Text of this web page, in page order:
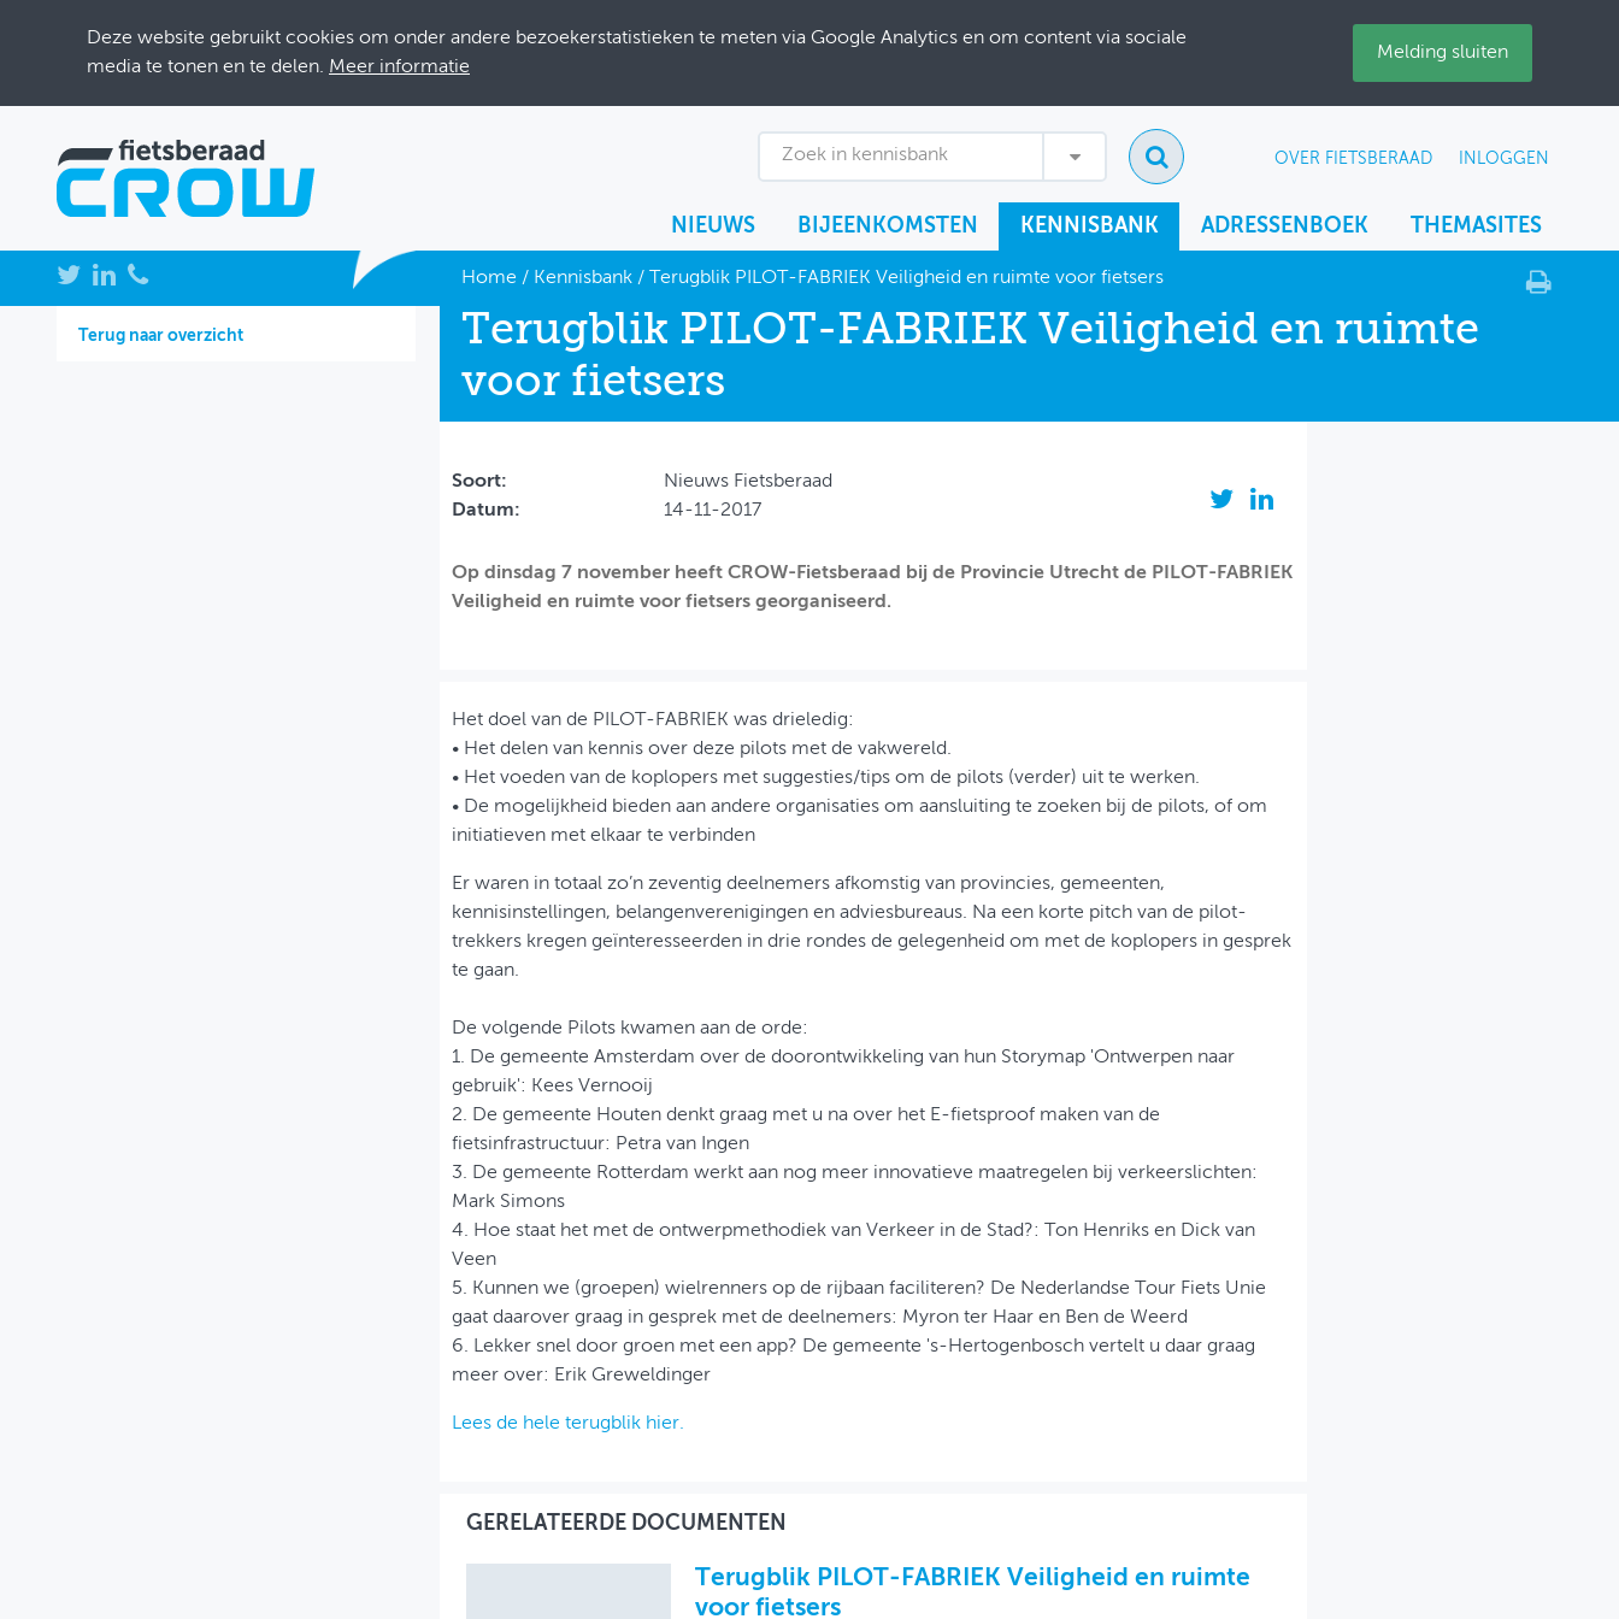
Deze website gebruikt cookies om onder andere bezoekerstatistieken te meten via Google Analytics en om content via sociale
media te tonen en te delen. Meer informatie
Melding sluiten
Zoek in kennisbank OVER FIETSBERAAD INLOGGEN
NIEUWS BIJEENKOMSTEN KENNISBANK ADRESSENBOEK THEMASITES
NIEUWS
BIJEENKOMSTEN
Home / Kennisbank/ Terugblik PILOT-FABRIEK Veiligheid en ruimte voor fietsers
Terug naar overzicht
Terugblik PILOT-FABRIEK Veiligheid en ruimte
voor fietsers
Soort:
Nieuws Fietsberaad
Datum:
14-11-2017
Op dinsdag 7 november heeft CROW-Fietsberaad bij de Provincie Utrecht de PILOT-FABRIEK
Veiligheid en ruimte voor fietsers georganiseerd.
Het doel van de PILOT-FABRIEK was drieledig:
• Het delen van kennis over deze pilots met de vakwereld.
• Het voeden van de koplopers met suggesties/tips om de pilots (verder) uit te werken.
• De mogelijkheid bieden aan andere organisaties om aansluiting te zoeken bij de pilots, of om
initiatieven met elkaar te verbinden
Er waren in totaal zo’n zeventig deelnemers afkomstig van provincies, gemeenten,
kennisinstellingen, belangenverenigingen en adviesbureaus. Na een korte pitch van de pilot-
trekkers kregen geïnteresseerden in drie rondes de gelegenheid om met de koplopers in gesprek
te gaan.
De volgende Pilots kwamen aan de orde:
1. De gemeente Amsterdam over de doorontwikkeling van hun Storymap 'Ontwerpen naar
gebruik': Kees Vernooij
2. De gemeente Houten denkt graag met u na over het E-fietsproof maken van de
fietsinfrastructuur: Petra van Ingen
3. De gemeente Rotterdam werkt aan nog meer innovatieve maatregelen bij verkeerslichten:
Mark Simons
4. Hoe staat het met de ontwerpmethodiek van Verkeer in de Stad?: Ton Henriks en Dick van
Veen
5. Kunnen we (groepen) wielrenners op de rijbaan faciliteren? De Nederlandse Tour Fiets Unie
gaat daarover graag in gesprek met de deelnemers: Myron ter Haar en Ben de Weerd
6. Lekker snel door groen met een app? De gemeente 's-Hertogenbosch vertelt u daar graag
meer over: Erik Greweldinger
Lees de hele terugblik hier.
GERELATEERDE DOCUMENTEN
Terugblik PILOT-FABRIEK Veiligheid en ruimte
voor fietsers